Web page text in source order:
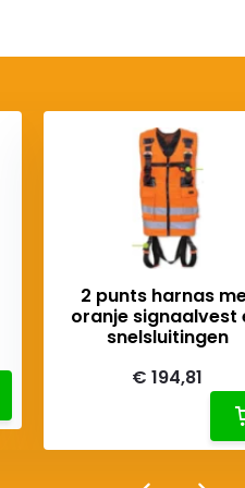
2 punts harnas
oranje signaalvest
snelsluitingen
€ 194,81